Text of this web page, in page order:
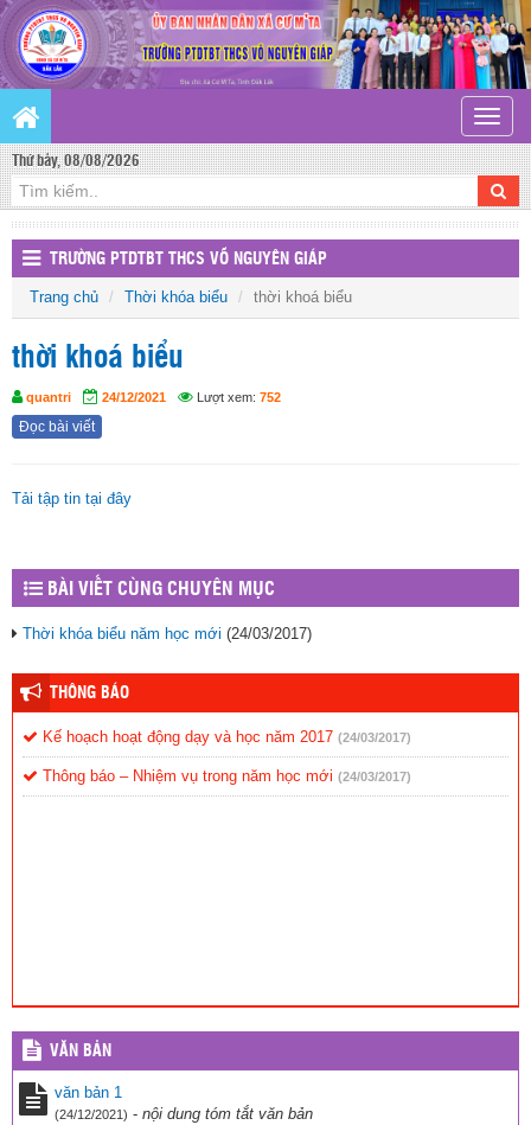
Toggle
Thứ bảy, 08/08/2026
TRƯỜNG PTDTBT THCS VÕ NGUYÊN GIÁP
Trang chủ Thời khóa biểu thời khoá biểu
thời khoá biểu
quantri 24/12/2021 Lượt xem: 752
Đọc bài viết
Tải tập tin tại đây
BÀI VIẾT CÙNG CHUYÊN MỤC
Thời khóa biểu năm học mới (24/03/2017)
THÔNG BÁO
Kế hoạch hoạt động dạy và học năm 2017 (24/03/2017)
Thông báo – Nhiệm vụ trong năm học mới (24/03/2017)
VĂN BẢN
văn bản 1
(24/12/2021) - nội dung tóm tắt văn bản